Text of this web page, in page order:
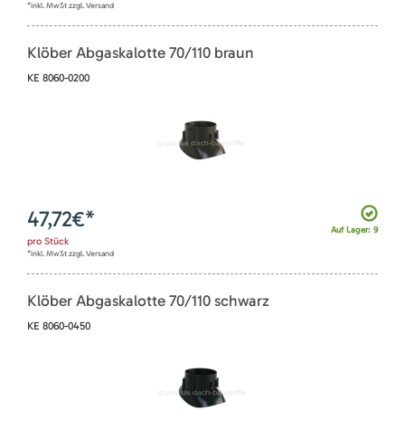
*inkl. MwSt zzgl. Versand
Klöber Abgaskalotte 70/110 braun
KE 8060-0200
Auf Lager: 9
47,72€*
pro Stück
*inkl. MwSt zzgl. Versand
Klöber Abgaskalotte 70/110 schwarz
KE 8060-0450